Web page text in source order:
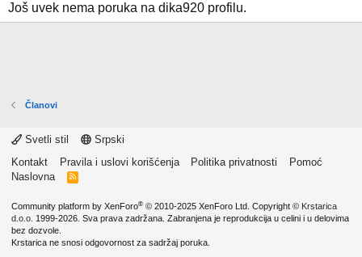
Još uvek nema poruka na dika920 profilu.
Članovi
Svetli stil
Srpski
Kontakt
Pravila i uslovi korišćenja Politika privatnosti
Pomoć
Naslovna
R
Community platform by XenForo® © 2010-2025 XenForo Ltd. Copyright © Krstarica
d.o.o. 1999-2026. Sva prava zadržana. Zabranjena je reprodukcija u celini i u delovima
bez dozvole.
Krstarica ne snosi odgovornost za sadržaj poruka.